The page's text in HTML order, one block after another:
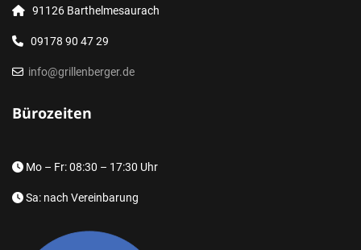
91126 Barthelmesaurach
09178 90 47 29
info@grillenberger.de
Bürozeiten
Mo – Fr: 08:30 – 17:30 Uhr
Sa: nach Vereinbarung